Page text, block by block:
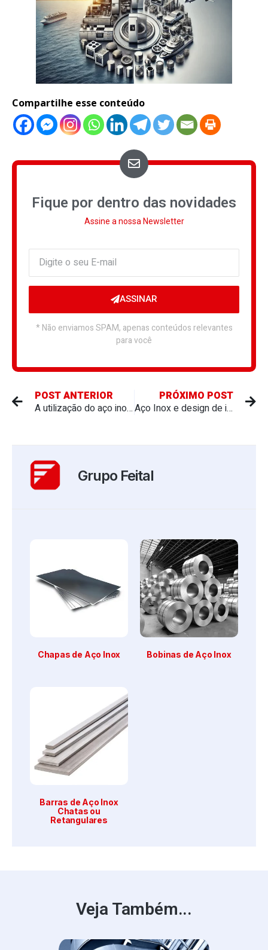
Compartilhe esse conteúdo
Fique por dentro das novidades
Assine a nossa Newsletter
ASSINAR
* Não enviamos SPAM, apenas conteúdos relevantes
para você
POST ANTERIOR
A utilização do aço inox em hospitais, clínicas e laboratórios: limpeza e proteção contra vírus e bactérias
PRÓXIMO POST
Aço Inox e design de interiores: elegância e modernidade
Grupo Feital
Chapas de Aço Inox Bobinas de Aço Inox
Barras de Aço Inox
Chatas ou
Retangulares
Veja Também...